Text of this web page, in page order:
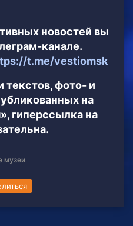
новостей вы
канале.
t.me/vestiomsk
текстов, фото- и
на
гиперссылка на
музеи